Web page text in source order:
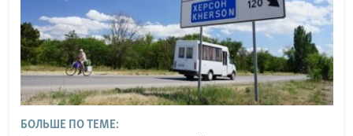
БОЛЬШЕ ПО ТЕМЕ: